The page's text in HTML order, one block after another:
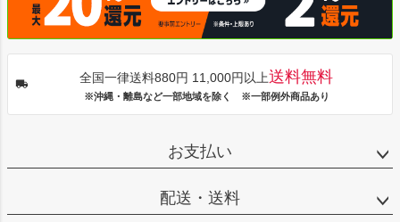
全国一律送料880円 11,000円以上送料無料
※沖縄・離島など一部地域を除く ※一部例外商品あり
お支払い
配送・送料